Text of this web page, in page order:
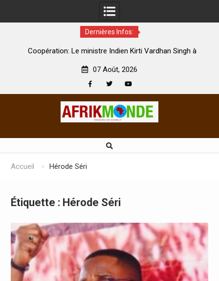
Dernières Infos:
Coopération: Le ministre Indien Kirti Vardhan Singh à
07 Août, 2026
Accueil Hérode Séri
Étiquette : Hérode Séri